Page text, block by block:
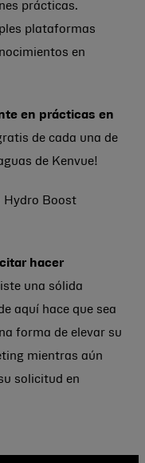
prácticas.
plataformas
en
en prácticas en
de cada una de
de Kenvue!
Hydro Boost
hacer
una sólida
aquí hace que sea
forma de elevar su
mientras aún
solicitud en